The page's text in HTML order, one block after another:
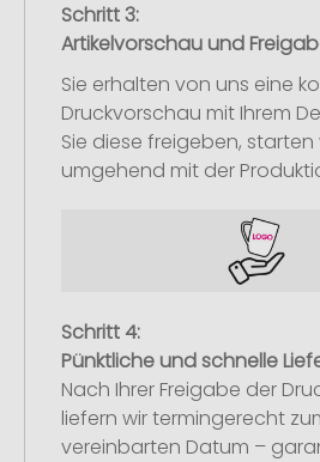
Schritt 3:
Artikelvorschau und
Sie erhalten von uns eine
Druckvorschau mit Ihrem
Sie diese freigeben, starten
umgehend mit der
Schritt 4:
Pünktliche und schnelle
Nach Ihrer Freigabe der
liefern wir termingerecht
vereinbarten Datum –